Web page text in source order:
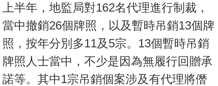
上半年，地監局對162名代理進行制裁，
當中撤銷26個牌照，以及暫時吊銷13個牌
照，按年分別多11及5宗。13個暫時吊銷
牌照人士當中，不少是因為無履行回贈承
諾等。其中1宗吊銷個案涉及有代理將僭